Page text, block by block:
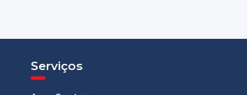
Serviços